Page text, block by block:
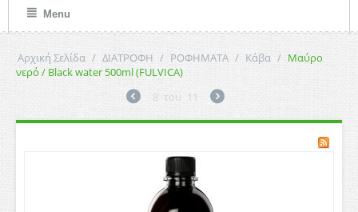
Menu
Αρχική Σελίδα / ΔΙΑΤΡΟΦΗ / ΡΟΦΗΜΑΤΑ / Κάβα / Μαύρο
νερό / Black water 500ml (FULVICA)
8 του 11